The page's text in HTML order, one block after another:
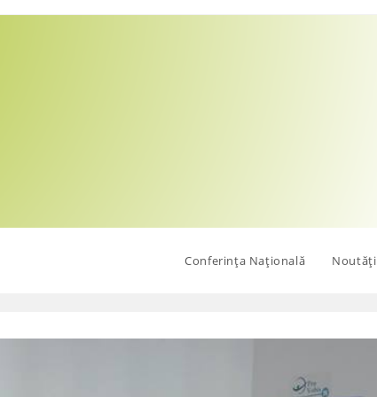
Conferința Națională Noutăți